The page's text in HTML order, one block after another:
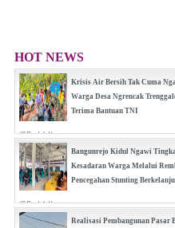
HOT NEWS
Krisis Air Bersih Tak Cuma
Warga Desa Ngrencak
Terima Bantuan TNI
(0 Reply(s))
Bangunrejo Kidul Ngawi
Kesadaran Warga Melalui
Pencegahan Stunting
(0 Reply(s))
Realisasi Pembangunan Pasar